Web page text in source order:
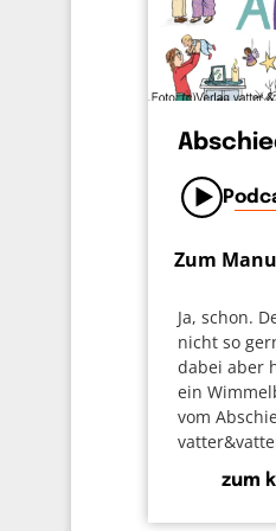
Zum
Ja, schon.
nicht so
dabei aber
ein
vom
zum